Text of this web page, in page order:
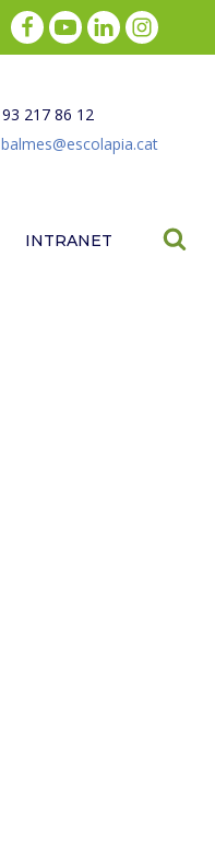
93 217 86 12
balmes@escolapia.cat
INTRANET